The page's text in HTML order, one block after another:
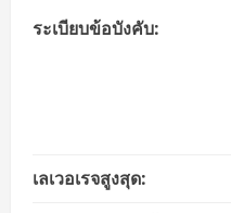
ระเบียบข้อบังคับ:
เลเวอเรจสูงสุด: